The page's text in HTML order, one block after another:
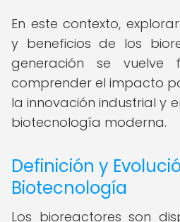
En este contexto,
y beneficios de los
generación se vuelve
comprender el impacto
la innovación industrial y
biotecnología moderna.
Definición y
Biotecnología
Los bioreactores son